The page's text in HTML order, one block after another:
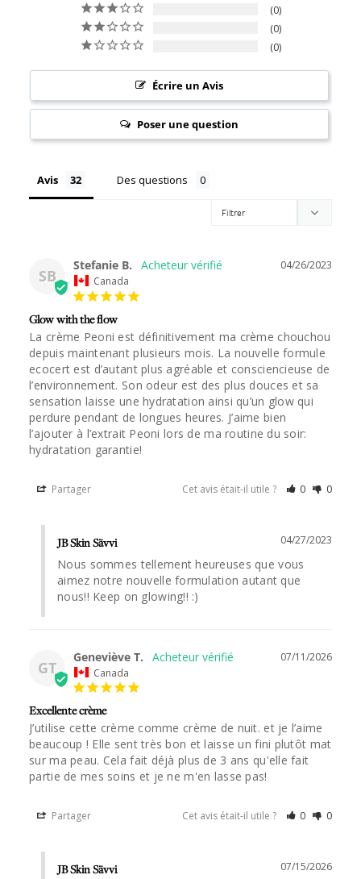
0
0
0
Écrire un Avis
Poser une question
Avis Des questions
SB
04/26/2023
Stefanie B.
Canada
Glow with the flow
La crème Peoni est définitivement ma crème chouchou
depuis maintenant plusieurs mois. La nouvelle formule
ecocert est d’autant plus agréable et consciencieuse de
l’environnement. Son odeur est des plus douces et sa
sensation laisse une hydratation ainsi qu’un glow qui
perdure pendant de longues heures. J’aime bien
l’ajouter à l’extrait Peoni lors de ma routine du soir:
hydratation garantie!
Partager Cet avis était-il utile ? 0 0
04/27/2023
JB Skin Sävvi
Nous sommes tellement heureuses que vous
aimez notre nouvelle formulation autant que
nous!! Keep on glowing!! :)
GT
07/11/2026
Geneviève T.
Canada
Excellente crème
J’utilise cette crème comme crème de nuit. et je l’aime
beaucoup ! Elle sent très bon et laisse un fini plutôt mat
sur ma peau. Cela fait déjà plus de 3 ans qu'elle fait
partie de mes soins et je ne m'en lasse pas!
Partager Cet avis était-il utile ? 0 0
07/15/2026
JB Skin Sävvi